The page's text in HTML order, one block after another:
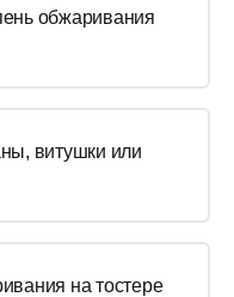
обжаривания
витушки или
на тостере